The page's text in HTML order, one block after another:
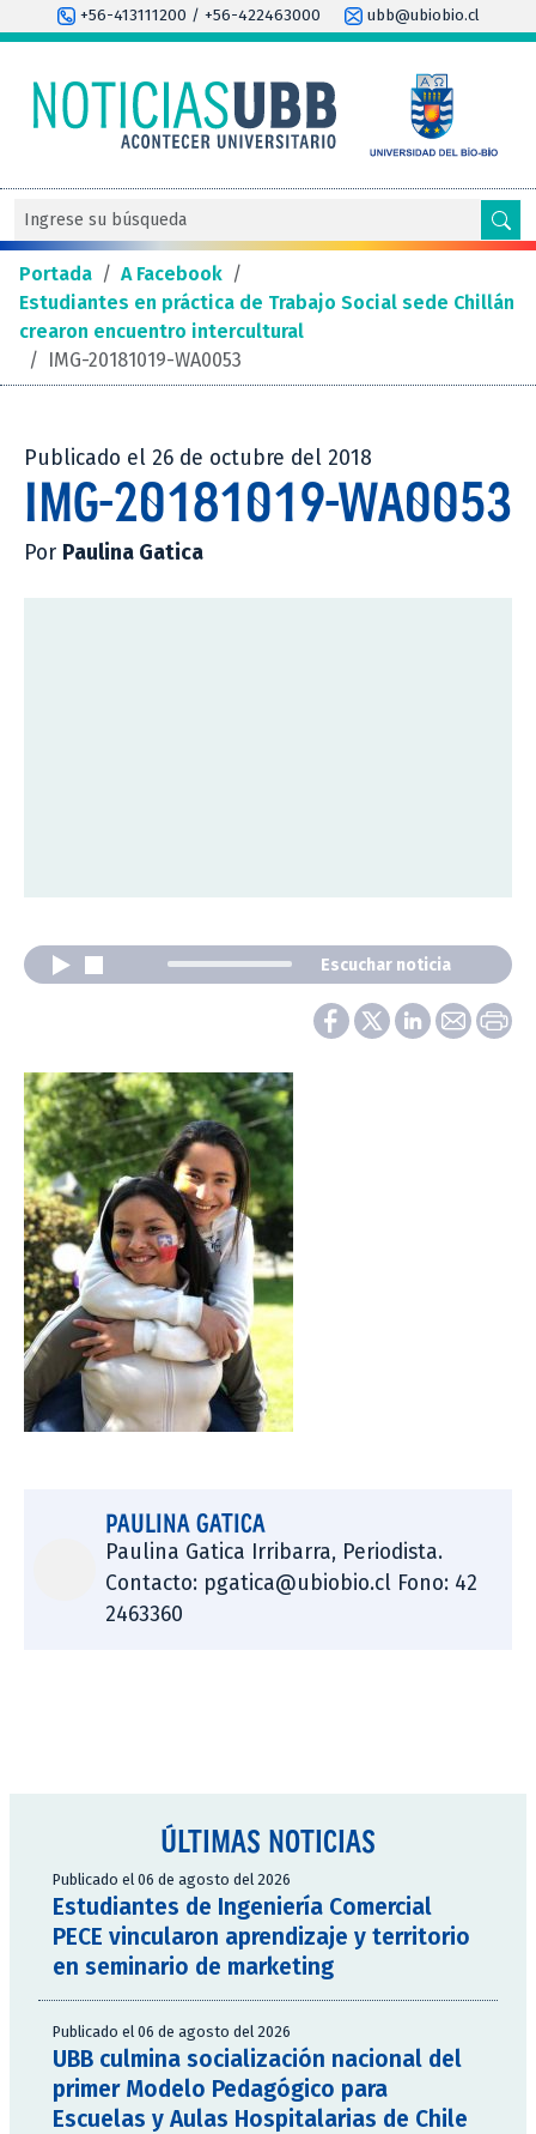
+56-413111200 / +56-422463000 ubb@ubiobio.cl
Portada / A Facebook /
Estudiantes en práctica de Trabajo Social sede Chillán
crearon encuentro intercultural
/ IMG-20181019-WA0053
Publicado el 26 de octubre del 2018
IMG-20181019-WA0053
Por Paulina Gatica
Escuchar noticia
PAULINA GATICA
Paulina Gatica Irribarra, Periodista.
Contacto: pgatica@ubiobio.cl Fono: 42
2463360
ÚLTIMAS NOTICIAS
Publicado el 06 de agosto del 2026
Estudiantes de Ingeniería Comercial
PECE vincularon aprendizaje y territorio
en seminario de marketing
Publicado el 06 de agosto del 2026
UBB culmina socialización nacional del
primer Modelo Pedagógico para
Escuelas y Aulas Hospitalarias de Chile